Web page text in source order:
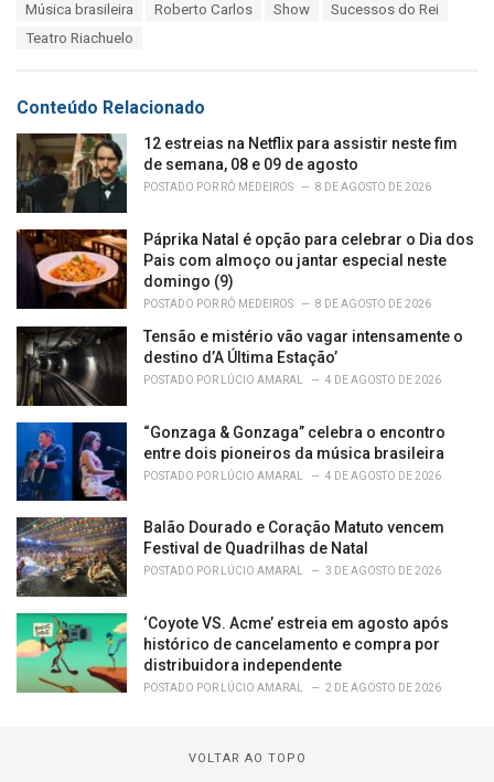
e
:
Música brasileira
Roberto Carlos Show
Sucessos do Rei
Teatro Riachuelo
Conteúdo Relacionado
12 estreias na Netflix para assistir neste fim
de semana, 08 e 09 de agosto
POSTADO POR RÔ MEDEIROS 8 DE AGOSTO DE 2026
Páprika Natal é opção para celebrar o Dia dos
Pais com almoço ou jantar especial neste
domingo (9)
POSTADO POR RÔ MEDEIROS 8 DE AGOSTO DE 2026
Tensão e mistério vão vagar intensamente o
destino d’A Última Estação’
POSTADO POR LÚCIO AMARAL 4 DE AGOSTO DE 2026
“Gonzaga & Gonzaga” celebra o encontro
entre dois pioneiros da música brasileira
POSTADO POR LÚCIO AMARAL 4 DE AGOSTO DE 2026
Balão Dourado e Coração Matuto vencem
Festival de Quadrilhas de Natal
POSTADO POR LÚCIO AMARAL 3 DE AGOSTO DE 2026
‘Coyote VS. Acme’ estreia em agosto após
histórico de cancelamento e compra por
distribuidora independente
POSTADO POR LÚCIO AMARAL 2 DE AGOSTO DE 2026
VOLTAR AO TOPO